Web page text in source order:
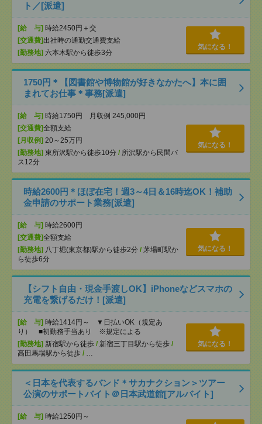
ト／[派遣]
[給 与] 時給2450円＋交
[交通費]出社時の通勤交通費支給
[勤務地] 六本木駅から徒歩3分
気になる！
1750円＊【図書館や博物館が好きなかたへ】本に囲
まれてお仕事＊事務[派遣]
[給 与] 時給1750円 月収例 245,000円
[交通費]全額支給
[月収例] 20～25万円
[勤務地] 東所沢駅から徒歩10分 / 所沢駅から民間バ
ス12分
気になる！
時給2600円＊ほぼ在宅！週3～4日＆16時迄OK！補助
金申請のサポート業務[派遣]
[給 与] 時給2600円
[交通費]全額支給
[勤務地] 八丁堀(東京都)駅から徒歩2分 / 茅場町駅か
ら徒歩6分
気になる！
【シフト自由・現金手渡しOK】iPhoneなどスマホの
充電を繋げるだけ！[派遣]
[給 与] 時給1414円～ ▼日払いOK（規定あ
り） ■初勤務手当あり ※規定による
[勤務地] 新宿駅から徒歩 / 新宿三丁目駅から徒歩 /
高田馬場駅から徒歩 / …
気になる！
＜日本を代表するバンド＊サカナクション＞ツアー
公演のサポートバイト＠日本武道館[アルバイト]
[給 与] 時給1250円～